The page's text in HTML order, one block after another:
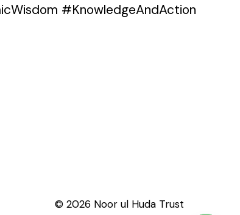
#KnowledgeAndAction
© 2026 Noor ul Huda Trust